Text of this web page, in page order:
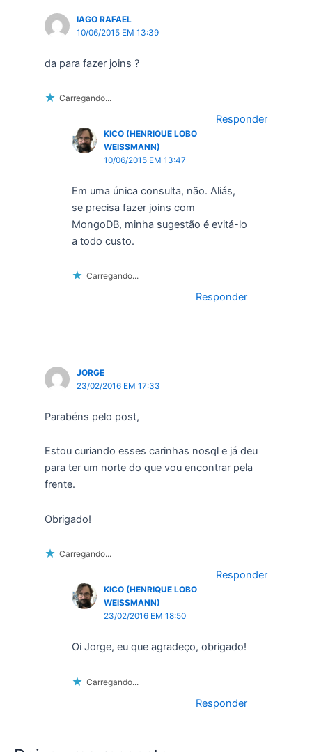
IAGO RAFAEL
10/06/2015 EM 13:39
da para fazer joins ?
Carregando...
Responder
KICO (HENRIQUE LOBO
WEISSMANN)
10/06/2015 EM 13:47
Em uma única consulta, não. Aliás,
se precisa fazer joins com
MongoDB, minha sugestão é evitá-lo
a todo custo.
Carregando...
Responder
JORGE
23/02/2016 EM 17:33
Parabéns pelo post,
Estou curiando esses carinhas nosql e já deu
para ter um norte do que vou encontrar pela
frente.
Obrigado!
Carregando...
Responder
KICO (HENRIQUE LOBO
WEISSMANN)
23/02/2016 EM 18:50
Oi Jorge, eu que agradeço, obrigado!
Carregando...
Responder